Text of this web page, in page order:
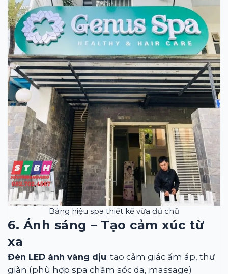
Bảng hiệu spa thiết kế vừa đủ chữ
6. Ánh sáng – Tạo cảm xúc từ
xa
Đèn LED ánh vàng dịu: tạo cảm giác ấm áp, thư
giãn (phù hợp spa chăm sóc da, massage)